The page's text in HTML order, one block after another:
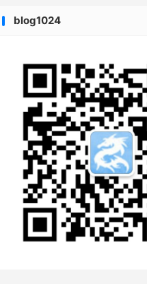
blog1024